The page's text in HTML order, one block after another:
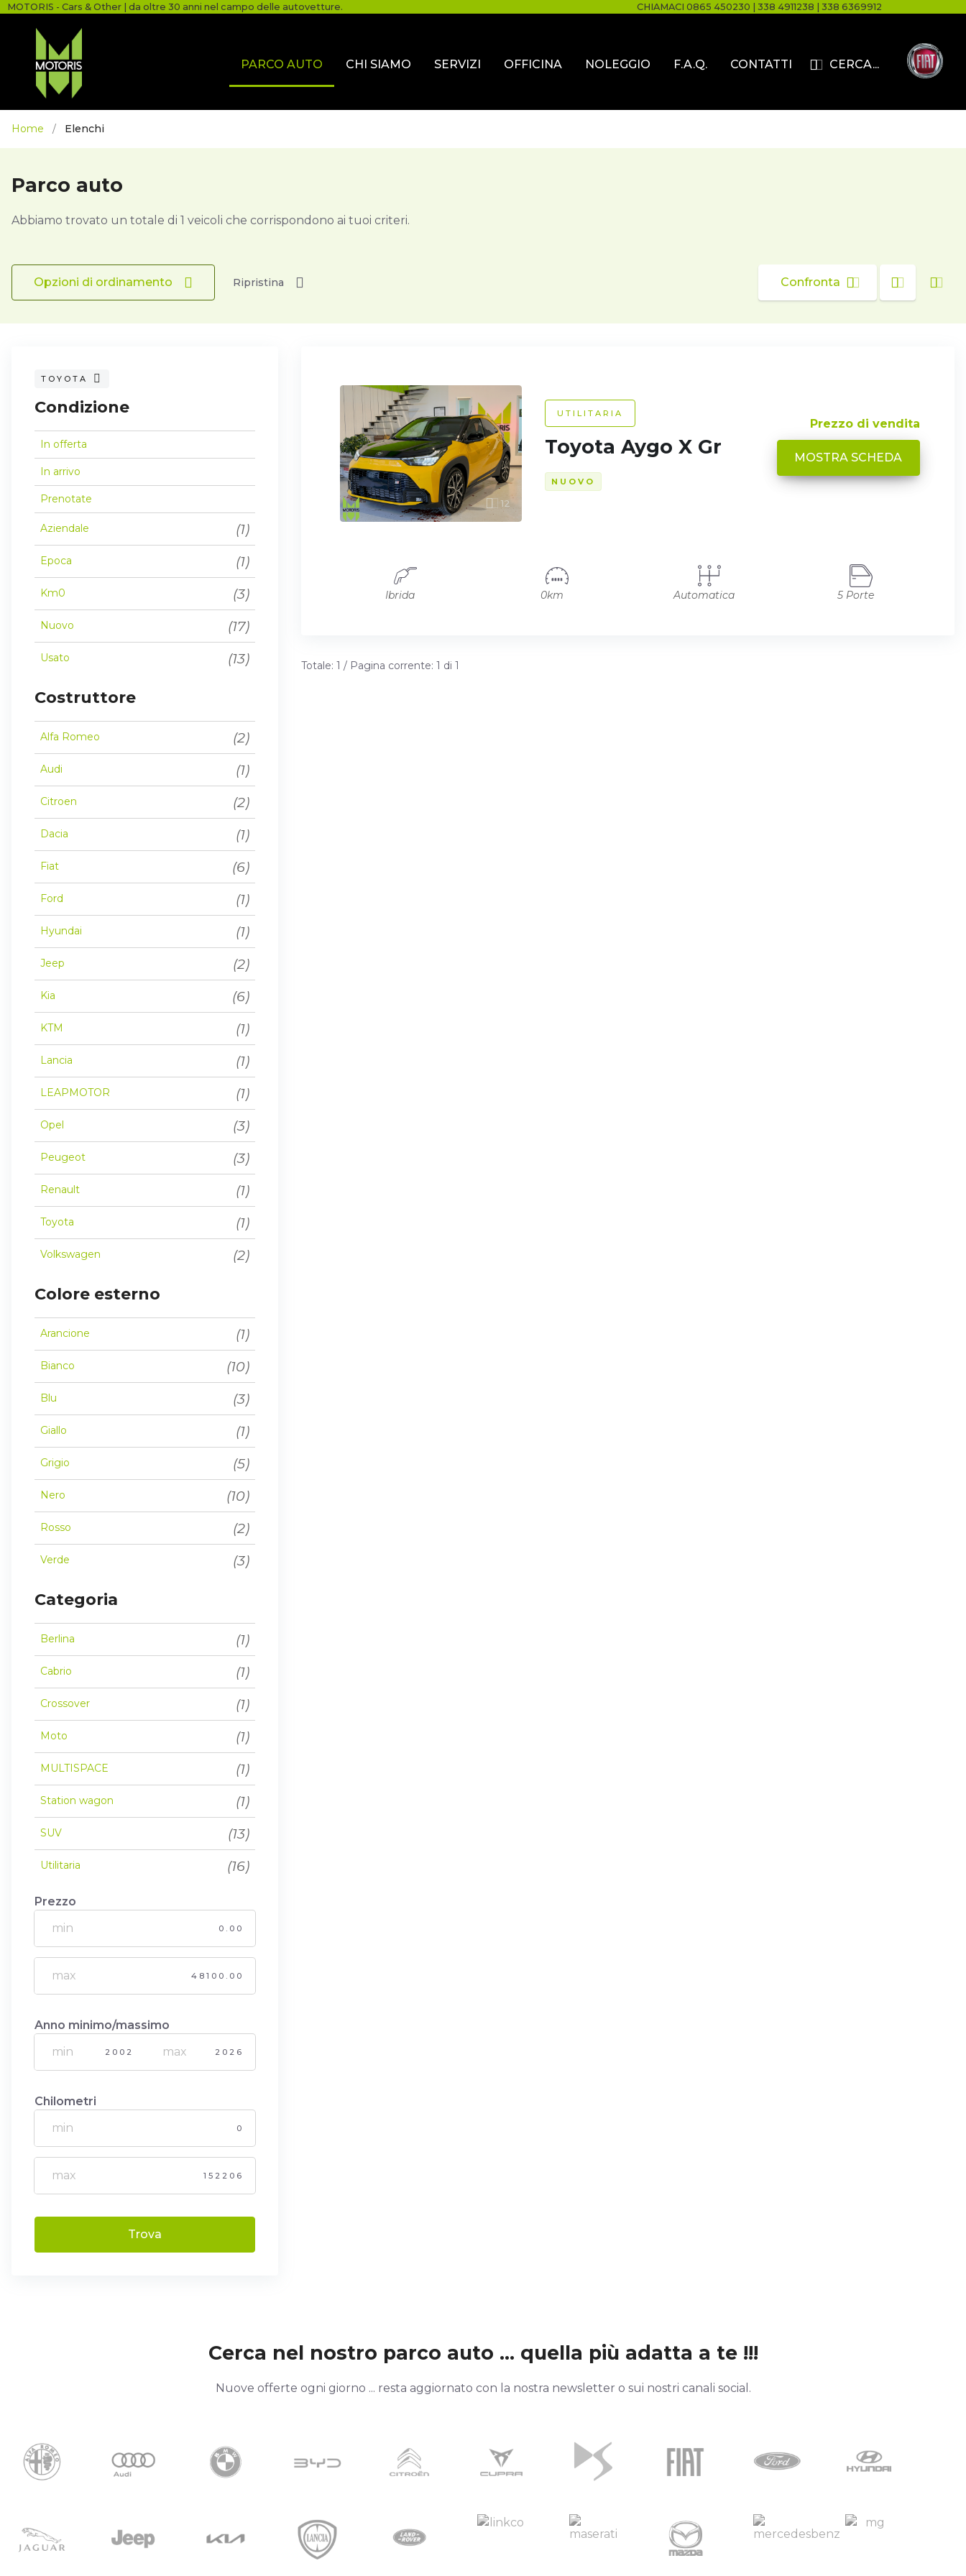
MOTORIS - Cars & Other | da oltre 30 anni nel campo delle autovetture. CHIAMACI0865 450230 |338 4911238 |338 6369912
PARCO AUTO CHI SIAMO SERVIZI OFFICINA NOLEGGIO F.A.Q. CONTATTI CERCA...
Home / Elenchi
Parco auto
Abbiamo trovato un totale di 1 veicoli che corrispondono ai tuoi criteri.
Opzioni di ordinamento Ripristina Confronta
TOYOTA
Condizione
In offerta
In arrivo
Prenotate
Aziendale (1)
Epoca (1)
Km0 (3)
Nuovo (17)
Usato (13)
Costruttore
Alfa Romeo (2)
Audi (1)
Citroen (2)
Dacia (1)
Fiat (6)
Ford (1)
Hyundai (1)
Jeep (2)
Kia (6)
KTM (1)
Lancia (1)
LEAPMOTOR (1)
Opel (3)
Peugeot (3)
Renault (1)
Toyota (1)
Volkswagen (2)
Colore esterno
Arancione (1)
Bianco (10)
Blu (3)
Giallo (1)
Grigio (5)
Nero (10)
Rosso (2)
Verde (3)
Categoria
Berlina (1)
Cabrio (1)
Crossover (1)
Moto (1)
MULTISPACE (1)
Station wagon (1)
SUV (13)
Utilitaria (16)
Prezzo
0.00
48100.00
Anno minimo/massimo
2002 2026
Chilometri
0
152206
Trova
12
UTILITARIA
Toyota Aygo X Gr
NUOVO
Prezzo di vendita
MOSTRA SCHEDA
Ibrida 0km Automatica 5 Porte
Totale: 1 / Pagina corrente: 1 di 1
Cerca nel nostro parco auto ... quella più adatta a te !!!
Nuove offerte ogni giorno ... resta aggiornato con la nostra newsletter o sui nostri canali social.